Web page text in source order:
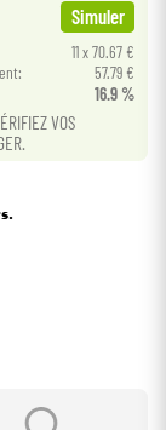
Simuler
11 x 70.67 €
57.79 €
16.9 %
VOS